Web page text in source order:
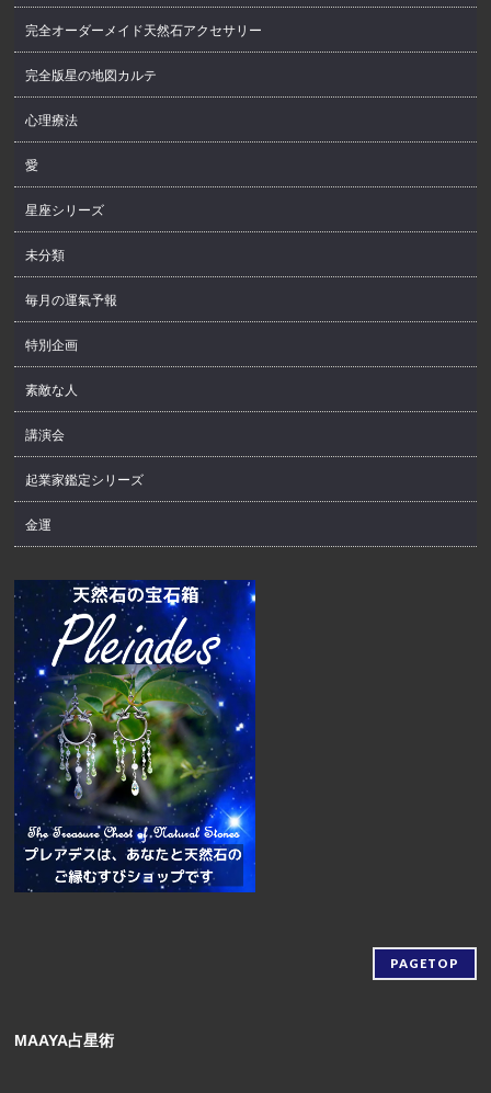
完全オーダーメイド天然石アクセサリー
完全版星の地図カルテ
心理療法
愛
星座シリーズ
未分類
毎月の運氣予報
特別企画
素敵な人
講演会
起業家鑑定シリーズ
金運
PAGETOP
MAAYA占星術